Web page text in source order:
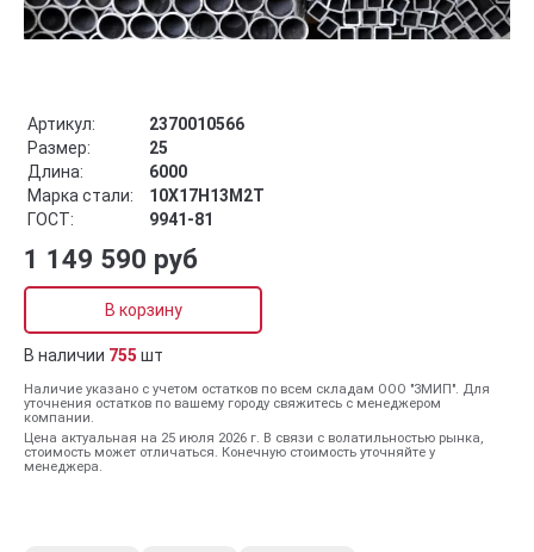
Артикул:
2370010566
Размер:
25
Длина:
6000
Марка стали:
10Х17Н13М2Т
ГОСТ:
9941-81
1 149 590 руб
В корзину
В наличии 755 шт
Наличие указано с учетом остатков по всем складам ООО "ЗМИП". Для
уточнения остатков по вашему городу свяжитесь с менеджером
компании.
Цена актуальная на 25 июля 2026 г. В связи с волатильностью рынка,
стоимость может отличаться. Конечную стоимость уточняйте у
менеджера.